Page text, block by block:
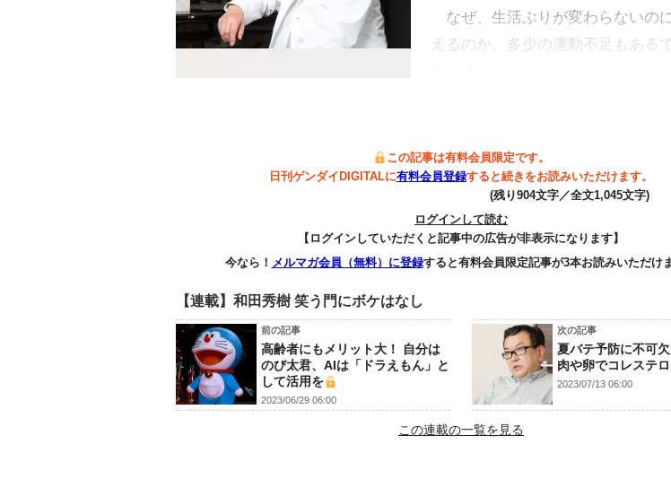
なぜ、生活ぶりが変わらないの
えるのか。多少の運動不足もある
この記事は有料会員限定です。
日刊ゲンダイDIGITALに有料会員登録すると続きをお読みいただけます。
(残り904文字／全文1,045文字)
ログインして読む
【ログインしていただくと記事中の広告が非表示になります】
今なら！ メルマガ会員（無料）に登録すると有料会員限定記事が3本お読みいただけま
【連載】和田秀樹 笑う門にボケはなし
前の記事
高齢者にもメリット大！ 自分は
のび太君、AIは「ドラえもん」と
して活用を
2023/06/29 06:00
次の記事
夏バテ予防に不可
肉や卵でコレステ
2023/07/13 06:00
この連載の一覧を見る